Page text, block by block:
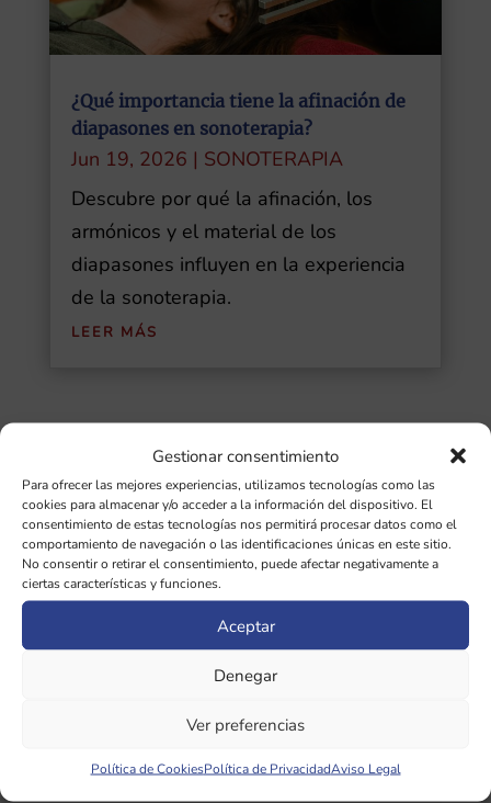
Gestionar consentimiento
Para ofrecer las mejores experiencias, utilizamos tecnologías como las
cookies para almacenar y/o acceder a la información del dispositivo. El
consentimiento de estas tecnologías nos permitirá procesar datos como el
comportamiento de navegación o las identificaciones únicas en este sitio.
No consentir o retirar el consentimiento, puede afectar negativamente a
ciertas características y funciones.
Aceptar
Denegar
Ver preferencias
Política de CookiesPolítica de PrivacidadAviso Legal
¿Qué importancia tiene la afinación de
diapasones en sonoterapia?
Jun 19, 2026 | SONOTERAPIA
Descubre por qué la afinación, los
armónicos y el material de los
diapasones influyen en la experiencia
de la sonoterapia.
LEER MÁS
Ultimas Entradas
Diapasones binaurales: guía completa de
las 5 frecuencias cerebrales y sus
beneficios
¿Qué importancia tiene la afinación de
diapasones en sonoterapia?
Categorías